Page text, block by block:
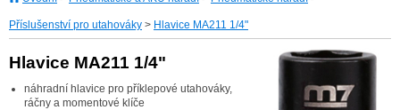
Příslušenství pro utahováky > Hlavice MA211 1/4"
Hlavice MA211 1/4"
náhradní hlavice pro příklepové utahováky,
ráčny a momentové klíče